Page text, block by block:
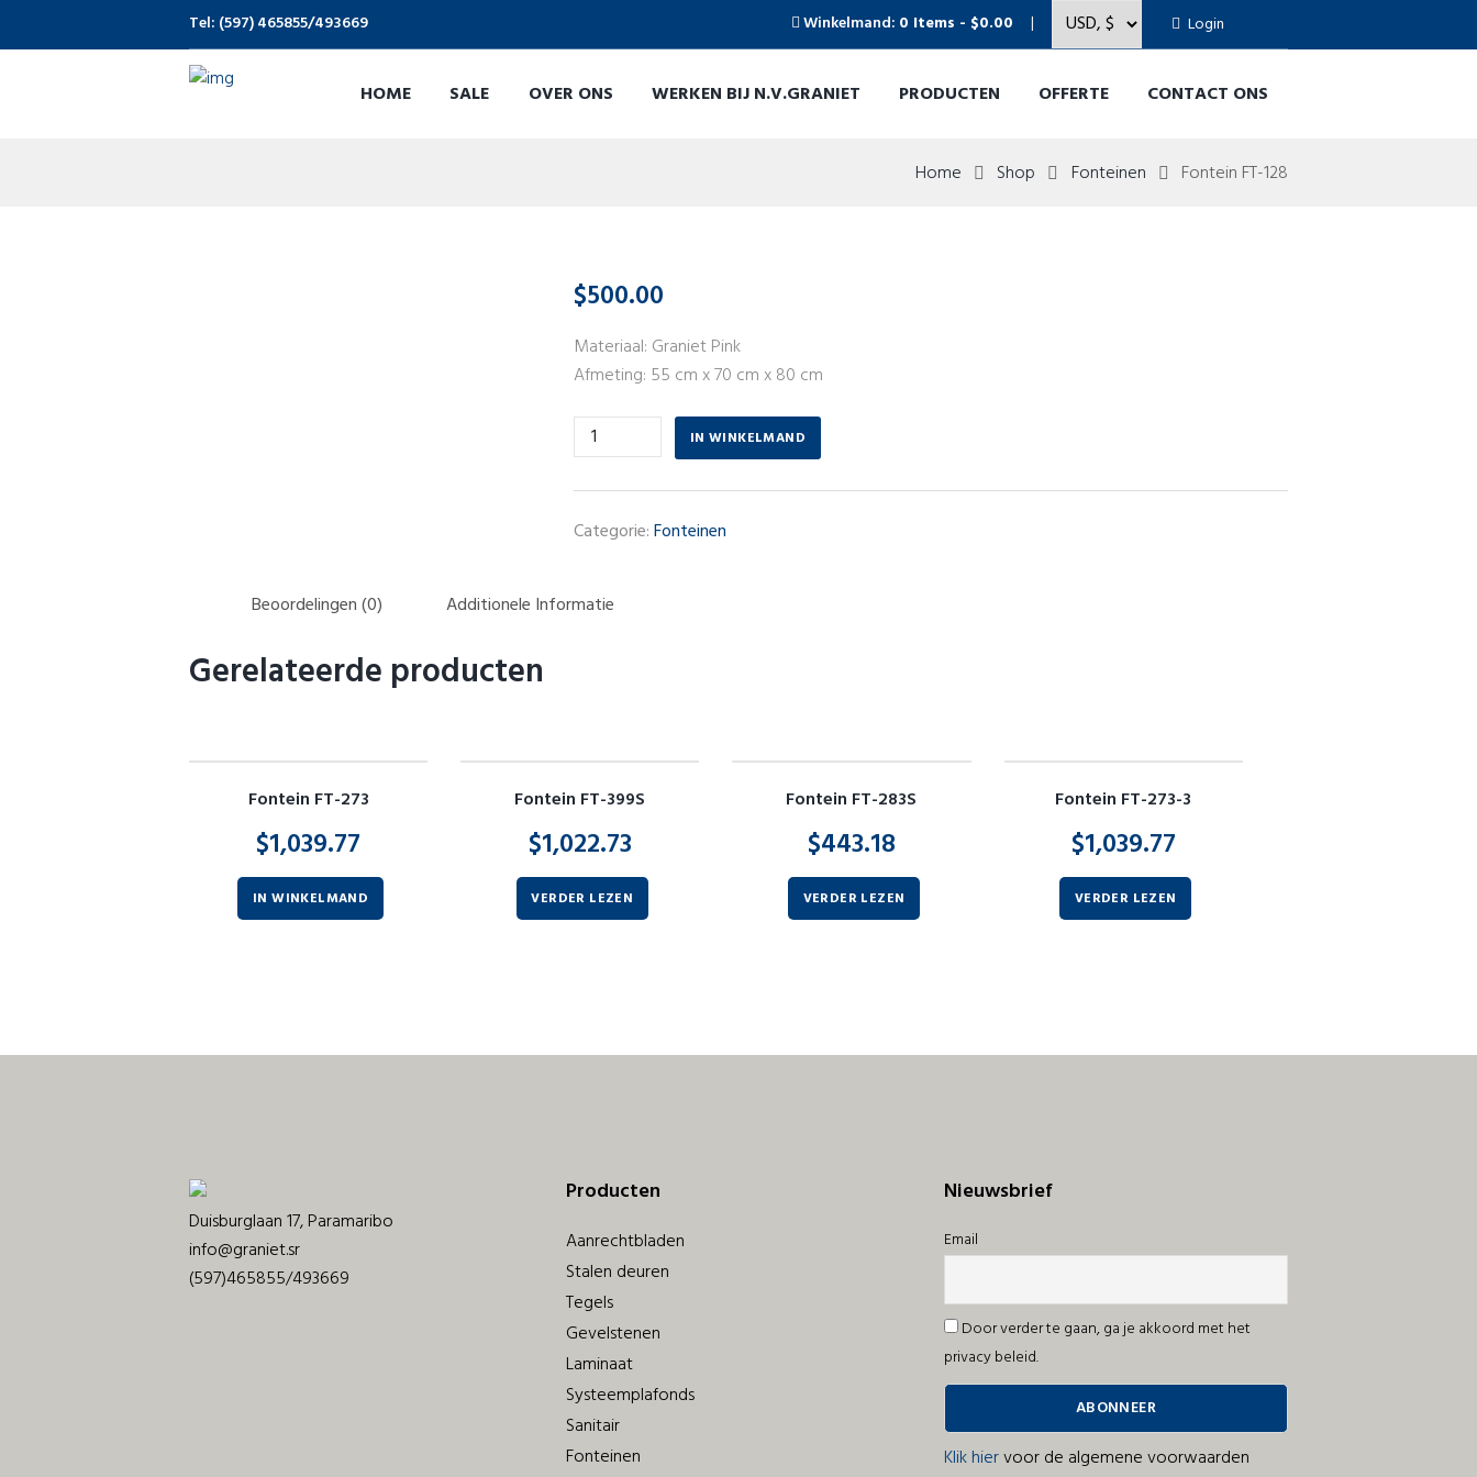
Tel: (597) 465855/493669 Winkelmand: 0 Items - $0.00 Login
HOME SALE OVER ONS WERKEN BIJ N.V.GRANIET PRODUCTEN OFFERTE CONTACT ONS
Home Shop Fonteinen Fontein FT-128
$500.00
Materiaal: Graniet Pink
Afmeting: 55 cm x 70 cm x 80 cm
Aantal
IN WINKELMAND
Categorie:Fonteinen
Beoordelingen (0) Additionele Informatie
Gerelateerde producten
Fontein FT-273
$1,039.77
IN WINKELMAND
Fontein FT-399S
$1,022.73
VERDER LEZEN
Fontein FT-283S
$443.18
VERDER LEZEN
Fontein FT-273-3
$1,039.77
VERDER LEZEN
Duisburglaan 17, Paramaribo
info@graniet.sr
(597)465855/493669
Producten
Aanrechtbladen
Stalen deuren
Tegels
Gevelstenen
Laminaat
Systeemplafonds
Sanitair
Fonteinen
Nieuwsbrief
Email
Door verder te gaan, ga je akkoord met het
privacy beleid.
Klik hiervoor de algemene voorwaarden